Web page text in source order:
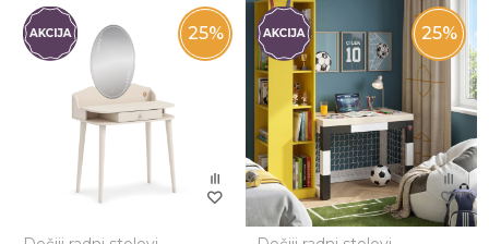
25% 25%